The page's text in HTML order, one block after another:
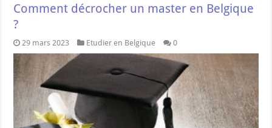
Comment décrocher un master en Belgique
?
29 mars 2023 Etudier en Belgique 0